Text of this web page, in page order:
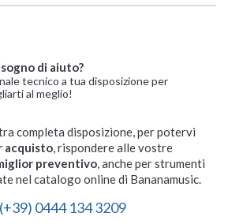
di aiuto?
tecnico a tua disposizione per
al meglio!
completa disposizione, per potervi
acquisto , rispondere alle vostre
preventivo , anche per strumenti
nel catalogo online di Bananamusic.
(+39) 0444 134 3209